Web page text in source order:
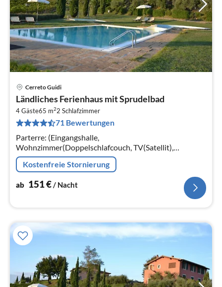
Cerreto Guidi
Ländliches Ferienhaus mit Sprudelbad
4 Gäste65 m22 Schlafzimmer
71 Bewertungen
Parterre: (Eingangshalle,
Wohnzimmer(Doppelschlafcouch, TV(Satellit),
Esstisch), offene Küche(Kochherd(4 Kochplatten),
Kaffeemaschine, Backofen), Schlafzimmer(Doppelbett)
Kostenfreie Stornierung
ab 151€/ Nacht